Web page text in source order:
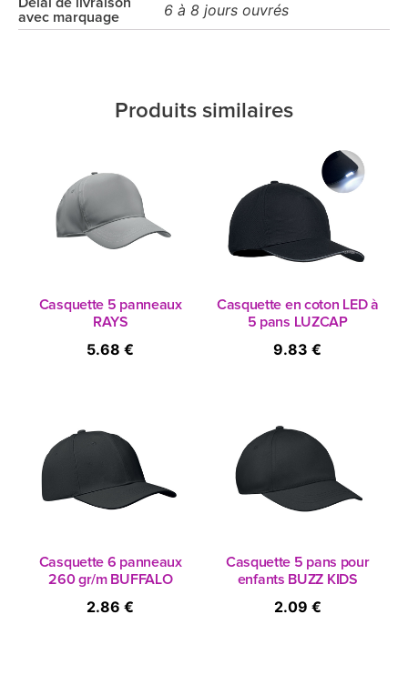
avec marquage
6 à 8 jours ouvrés
Produits similaires
Casquette 5 panneaux
RAYS
5.68 €
Casquette en coton LED à
5 pans LUZCAP
9.83 €
Casquette 6 panneaux
260 gr/m BUFFALO
2.86 €
Casquette 5 pans pour
enfants BUZZ KIDS
2.09 €